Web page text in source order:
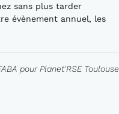
sans plus tarder
évènement annuel, les
pour Planet'RSE Toulouse